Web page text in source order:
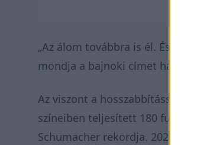
„Az álom továbbra is él. És
mondja a bajnoki címet hajszoló
Az viszont a hosszabbítással
színeiben teljesített 180 futamos
Schumacher rekordja. 2027-ben